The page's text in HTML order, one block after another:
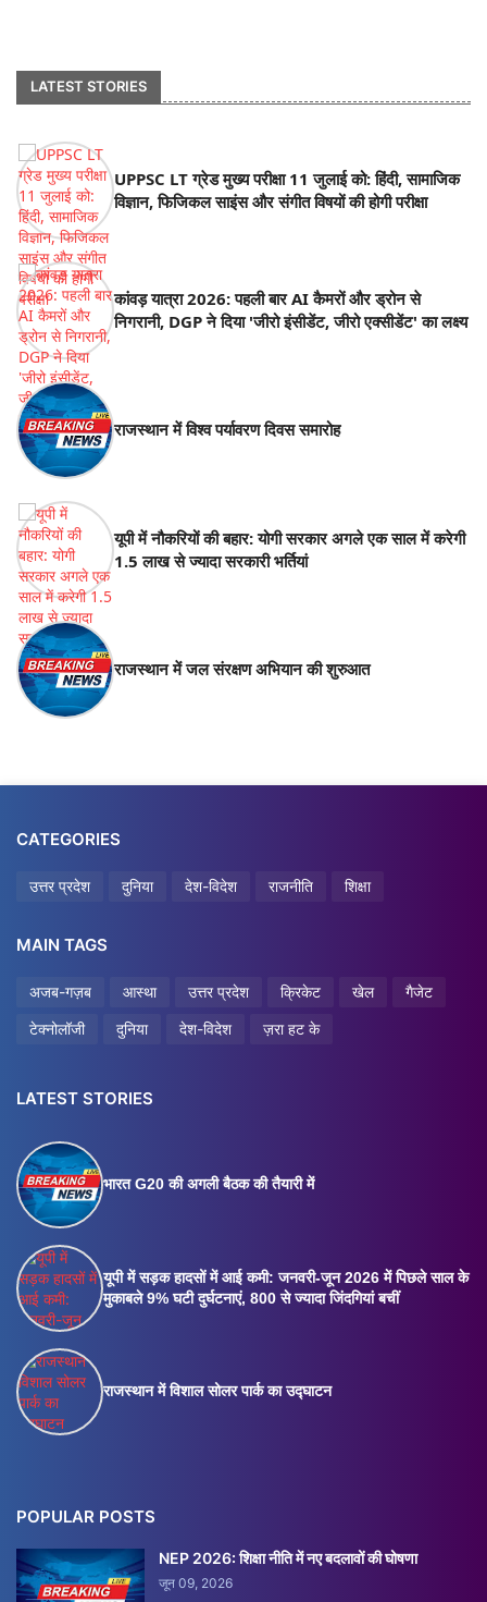
LATEST STORIES
UPPSC LT ग्रेड मुख्य परीक्षा 11 जुलाई को: हिंदी, सामाजिक
विज्ञान, फिजिकल साइंस और संगीत विषयों की होगी परीक्षा
कांवड़ यात्रा 2026: पहली बार AI कैमरों और ड्रोन से
निगरानी, DGP ने दिया 'जीरो इंसीडेंट, जीरो एक्सीडेंट' का लक्ष्य
राजस्थान में विश्व पर्यावरण दिवस समारोह
यूपी में नौकरियों की बहार: योगी सरकार अगले एक साल में करेगी
1.5 लाख से ज्यादा सरकारी भर्तियां
राजस्थान में जल संरक्षण अभियान की शुरुआत
CATEGORIES
उत्तर प्रदेश दुनिया देश-विदेश राजनीति शिक्षा
MAIN TAGS
अजब-गज़ब आस्था उत्तर प्रदेश क्रिकेट खेल
गैजेट
टेक्नोलॉजी
दुनिया देश-विदेश ज़रा हट के
LATEST STORIES
भारत G20 की अगली बैठक की तैयारी में
यूपी में सड़क हादसों में आई कमी: जनवरी-जून 2026 में पिछले साल के
मुकाबले 9% घटी दुर्घटनाएं, 800 से ज्यादा जिंदगियां बचीं
राजस्थान में विशाल सोलर पार्क का उद्घाटन
POPULAR POSTS
NEP 2026: शिक्षा नीति में नए बदलावों की घोषणा
जून 09, 2026